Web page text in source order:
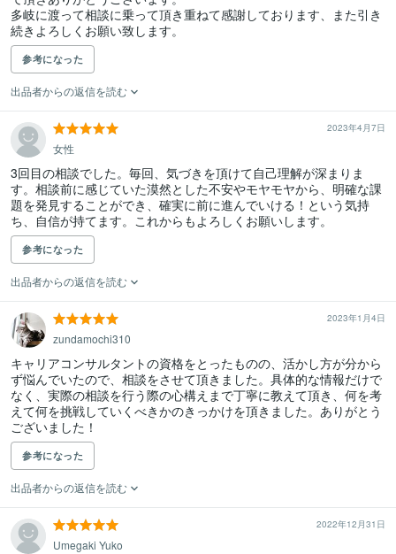
多岐に渡って相談に乗って頂き重ねて感謝しております、また引き
続きよろしくお願い致します。
参考になった
出品者からの返信を読む
2023年4月7日
女性
3回目の相談でした。毎回、気づきを頂けて自己理解が深まりま
す。相談前に感じていた漠然とした不安やモヤモヤから、明確な課
題を発見することができ、確実に前に進んでいける！という気持
ち、自信が持てます。これからもよろしくお願いします。
参考になった
出品者からの返信を読む
2023年1月4日
zundamochi310
キャリアコンサルタントの資格をとったものの、活かし方が分から
ず悩んでいたので、相談をさせて頂きました。具体的な情報だけで
なく、実際の相談を行う際の心構えまで丁寧に教えて頂き、何を考
えて何を挑戦していくべきかのきっかけを頂きました。ありがとう
ございました！
参考になった
出品者からの返信を読む
2022年12月31日
Umegaki Yuko